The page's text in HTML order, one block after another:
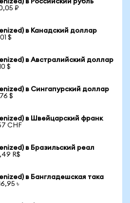
в Российский рубль
₽
в Канадский доллар
$
в Австралийский доллар
$
в Сингапурский доллар
$
в Швейцарский франк
CHF
в Бразильский реал
R$
в Бангладешская така
৳